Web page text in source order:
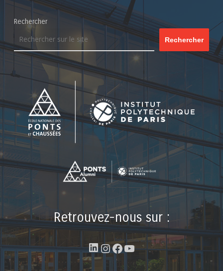
Rechercher
Rechercher
Retrouvez-nous sur :
LinkedIn
Instagram
Facebook
YouTube